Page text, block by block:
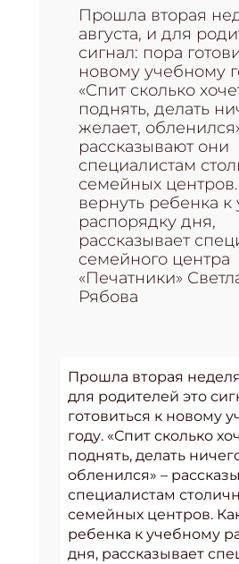
Прошла вторая
августа, и для
сигнал: пора
новому учебному
«Спит сколько
поднять, делать
желает,
рассказывают они
специалистам
семейных
вернуть ребенка
распорядку дня,
рассказывает
cемейного центра
«Печатники»
Рябова
Прошла вторая неделя
для родителей это
готовиться к новому
году. «Спит сколько
поднять, делать
обленился» –
специалистам
семейных центров.
ребенка к учебному
дня, рассказывает